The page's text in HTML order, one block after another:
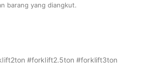
barang yang diangkut.
#forklift2.5ton #forklift3ton